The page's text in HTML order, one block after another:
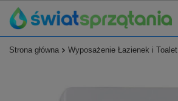
Strona główna Wyposażenie Łazienek i Toalet